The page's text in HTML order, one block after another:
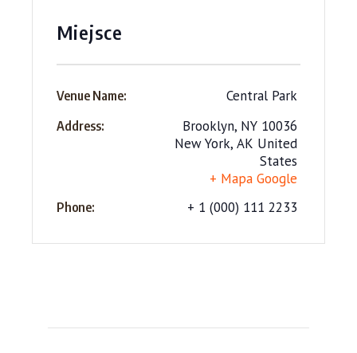
Miejsce
Venue Name: Central Park
Address:
Brooklyn, NY 10036
New York, AK United
States
+ Mapa Google
Phone: + 1 (000) 111 2233